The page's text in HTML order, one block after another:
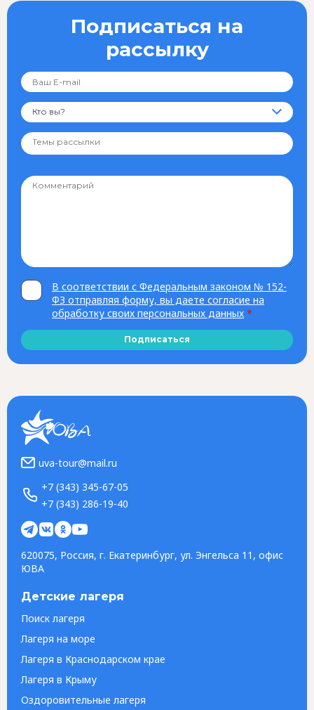
Подписаться на
рассылку
Кто вы?
В соответствии с Федеральным законом № 152-
ФЗ отправляя форму, вы даете согласие на
обработку своих персональных данных *
Подписаться
uva-tour@mail.ru
+7 (343) 345-67-05
+7 (343) 286-19-40
620075, Россия, г. Екатеринбург, ул. Энгельса 11, офис
ЮВА
Детские лагеря
Поиск лагеря
Лагеря на море
Лагеря в Краснодарском крае
Лагеря в Крыму
Оздоровительные лагеря